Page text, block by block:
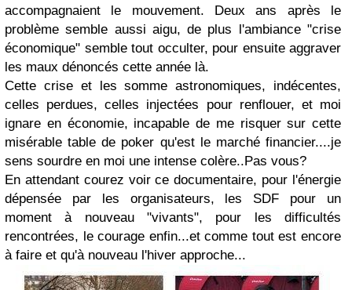
accompagnaient le mouvement. Deux ans après le
problème semble aussi aigu, de plus l'ambiance "crise
économique" semble tout occulter, pour ensuite aggraver
les maux dénoncés cette année là.
Cette crise et les somme astronomiques, indécentes,
celles perdues, celles injectées pour renflouer, et moi
ignare en économie, incapable de me risquer sur cette
misérable table de poker qu'est le marché financier....je
sens sourdre en moi une intense colère..Pas vous?
En attendant courez voir ce documentaire, pour l'énergie
dépensée par les organisateurs, les SDF pour un
moment à nouveau "vivants", pour les difficultés
rencontrées, le courage enfin...et comme tout est encore
à faire et qu'à nouveau l'hiver approche...